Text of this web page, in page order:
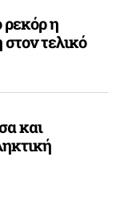
η
τελικό
και